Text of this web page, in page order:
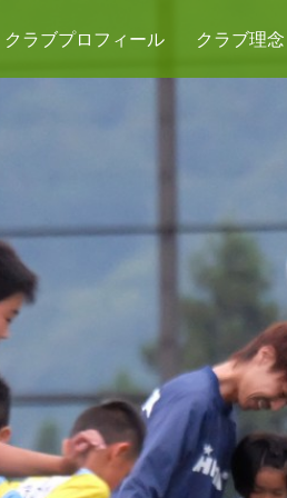
クラブプロフィール クラブ理念